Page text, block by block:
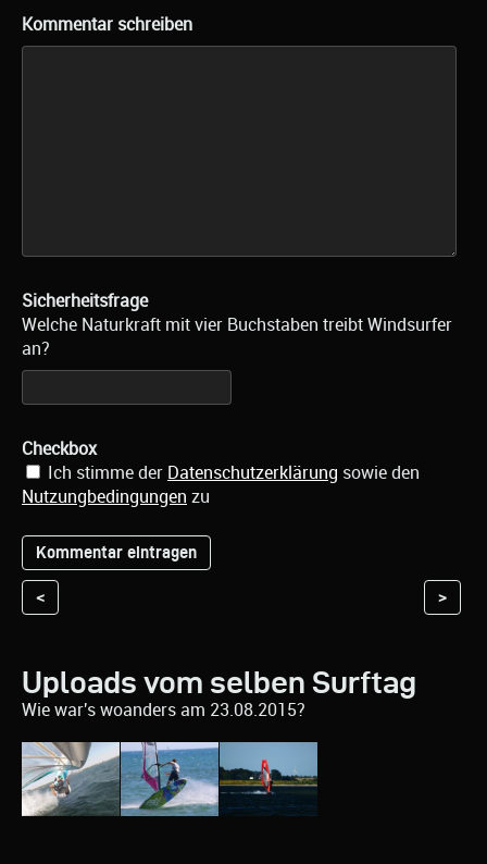
Kommentar schreiben
Sicherheitsfrage
Welche Naturkraft mit vier Buchstaben treibt Windsurfer
an?
Checkbox
Ich stimme der Datenschutzerklärung sowie den
Nutzungbedingungen zu
< >
Uploads vom selben Surftag
Wie war's woanders am 23.08.2015?